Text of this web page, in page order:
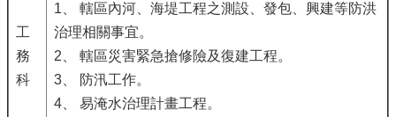
工
務
科
1、 轄區內河、海堤工程之測設、發包、興建等防洪
治理相關事宜。
2、 轄區災害緊急搶修險及復建工程。
3、 防汛工作。
4、 易淹水治理計畫工程。